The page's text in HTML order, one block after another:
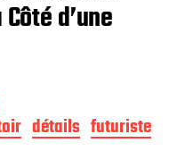
d’une
détails futuriste